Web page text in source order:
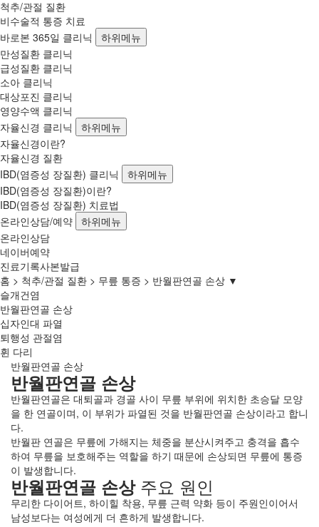
척추/관절 질환
비수술적 통증 치료
바로본 365일 클리닉
하위메뉴
만성질환 클리닉
급성질환 클리닉
소아 클리닉
대상포진 클리닉
영양수액 클리닉
자율신경 클리닉
하위메뉴
자율신경이란?
자율신경 질환
IBD(염증성 장질환) 클리닉
하위메뉴
IBD(염증성 장질환)이란?
IBD(염증성 장질환) 치료법
온라인상담/예약 하위메뉴
온라인상담
네이버예약
진료기록사본발급
홈
척추/관절 질환 무릎 통증
반월판연골 손상 ▼
슬개건염
반월판연골 손상
십자인대 파열
퇴행성 관절염
휜 다리
반월판연골 손상
반월판연골 손상
반월판연골은 대퇴골과 경골 사이 무릎 부위에 위치한 초승달 모양
을 한 연골이며, 이 부위가 파열된 것을 반월판연골 손상이라고 합니
다.
반월판 연골은 무릎에 가해지는 체중을 분산시켜주고 충격을 흡수
하여 무릎을 보호해주는 역할을 하기 때문에 손상되면 무릎에 통증
이 발생합니다.
반월판연골 손상주요 원인
무리한 다이어트, 하이힐 착용, 무릎 근력 약화 등이 주원인이어서
남성보다는 여성에게 더 흔하게 발생합니다.